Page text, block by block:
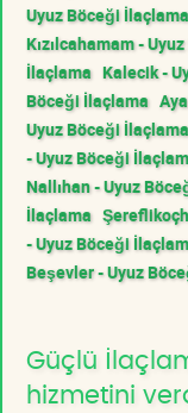
Uyuz Böceği İlaçlama
Kızılcahamam -
İlaçlama Kalecik -
Böceği İlaçlama
Uyuz Böceği İlaçlama
- Uyuz Böceği
Nallıhan - Uyuz
İlaçlama
- Uyuz Böceği
Beşevler - Uyuz
Güçlü
hizmetini